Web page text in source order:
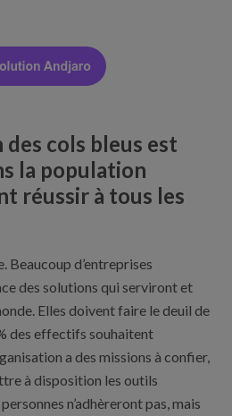
cols bleus est
la population
réussir à tous les
Beaucoup d’entreprises
des solutions qui serviront et
Elles doivent faire le deuil de
des effectifs souhaitent
a des missions à confier,
à disposition les outils
n’adhèreront pas, mais